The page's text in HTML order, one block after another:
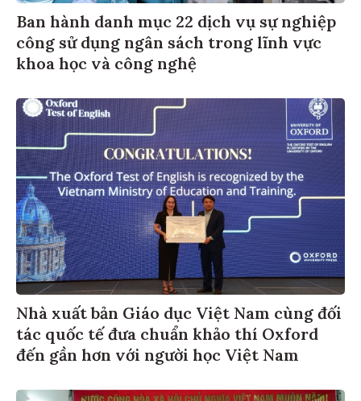
Ban hành danh mục 22 dịch vụ sự nghiệp
công sử dụng ngân sách trong lĩnh vực
khoa học và công nghệ
Nhà xuất bản Giáo dục Việt Nam cùng đối
tác quốc tế đưa chuẩn khảo thí Oxford
đến gần hơn với người học Việt Nam